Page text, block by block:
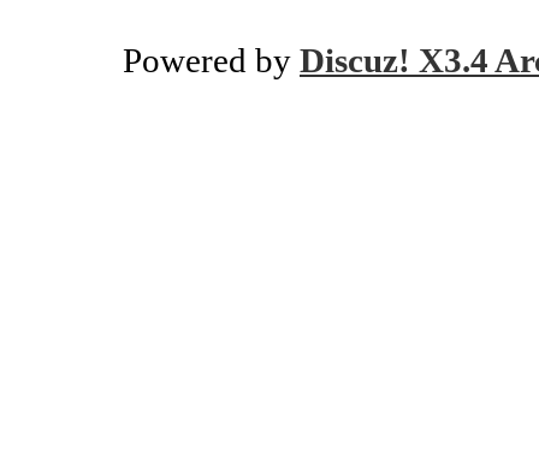
Powered by Discuz! X3.4